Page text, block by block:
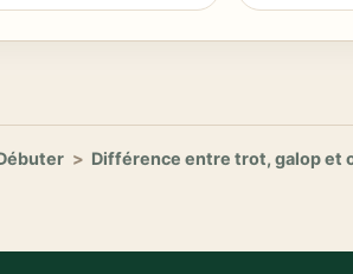
> Différence entre trot, galop et